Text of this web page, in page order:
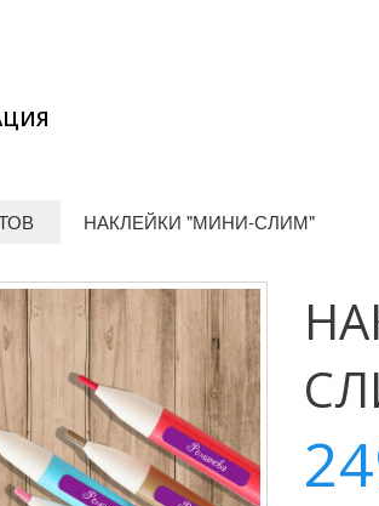
НАКЛЕЙКИ "МИНИ-СЛИМ"